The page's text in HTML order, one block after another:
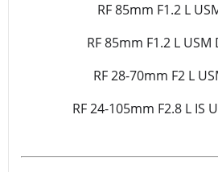
RF 85mm F1.2 L
RF 85mm F1.2 L USM
RF 28-70mm F2 L
RF 24-105mm F2.8 L IS